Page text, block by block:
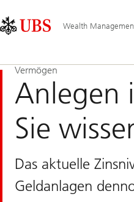
Area
Wealth
Vermögen
Anlegen
Sie
Das aktuelle
Geldanlagen